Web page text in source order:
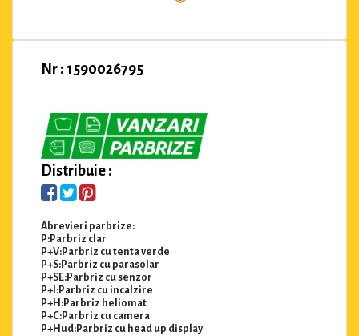
Nr : 1590026795
Distribuie :
Abrevieri parbrize:
P:Parbriz clar
P+V:Parbriz cu tenta verde
P+S:Parbriz cu parasolar
P+SE:Parbriz cu senzor
P+I:Parbriz cu incalzire
P+H:Parbriz heliomat
P+C:Parbriz cu camera
P+Hud:Parbriz cu head up display